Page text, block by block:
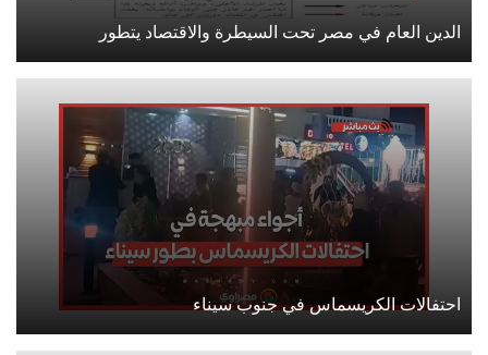
الدين العام في مصر تحت السيطرة والاقتصاد يتطور
احتفالات الكريسماس في جنوب سيناء